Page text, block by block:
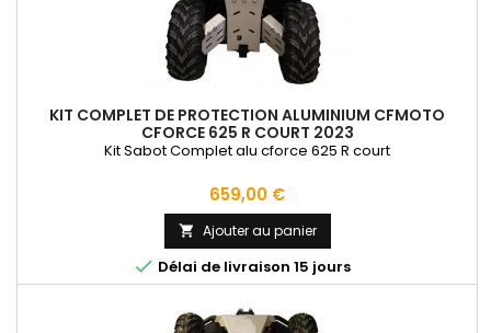
KIT COMPLET DE PROTECTION ALUMINIUM CFMOTO
CFORCE 625 R COURT 2023
Kit Sabot Complet alu cforce 625 R court
Prix
659,00 €
 Ajouter au panier
 Délai de livraison 15 jours